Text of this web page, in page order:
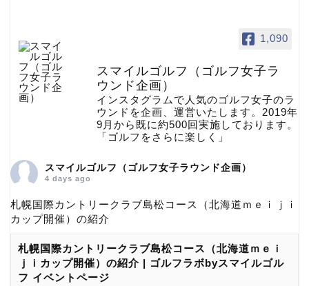
1,090
スマイルゴルフ（ゴルフ女子ラ
ウンド企画）
インスタグラムで人気のゴルフ女子のラ
ウンドを企画、運営いたします。2019年
9月から既に約500回実施しております。
「ゴルフをさらに楽しく」
スマイルゴルフ（ゴルフ女子ラウンド企画）
4 days ago
札幌国際カントリークラブ島松コース（北海道ｍｅｉｊｉ
カップ開催）の紹介
札幌国際カントリークラブ島松コース（北海道ｍｅｉ
ｊｉカップ開催）の紹介 | ゴルフラボbyスマイルゴル
フ イベントページ